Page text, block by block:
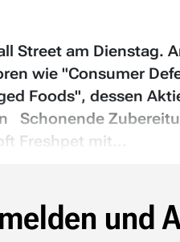
Street am Dienstag.
wie "Consumer
Foods", dessen
Schonende
Freshpet mit...
und